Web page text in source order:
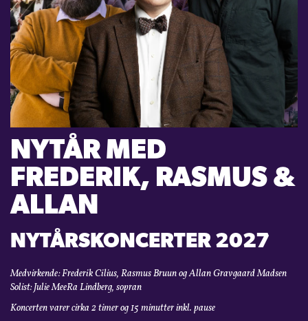
CARL NIELSEN INTERNATIONAL COMPETITION
KONTAKT
LOGIN
NYTÅR MED
FREDERIK, RASMUS &
ALLAN
NYTÅRSKONCERTER 2027
Medvirkende: Frederik Cilius, Rasmus Bruun og Allan Gravgaard Madsen
Solist: Julie MeeRa Lindberg, sopran
Koncerten varer cirka 2 timer og 15 minutter inkl. pause